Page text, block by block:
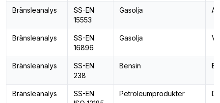
Bränsleanalys
SS-EN
15553
Gasolja
Bränsleanalys
SS-EN
16896
Gasolja
Bränsleanalys
SS-EN
238
Bensin
Bränsleanalys
SS-EN
Petroleumprodukter